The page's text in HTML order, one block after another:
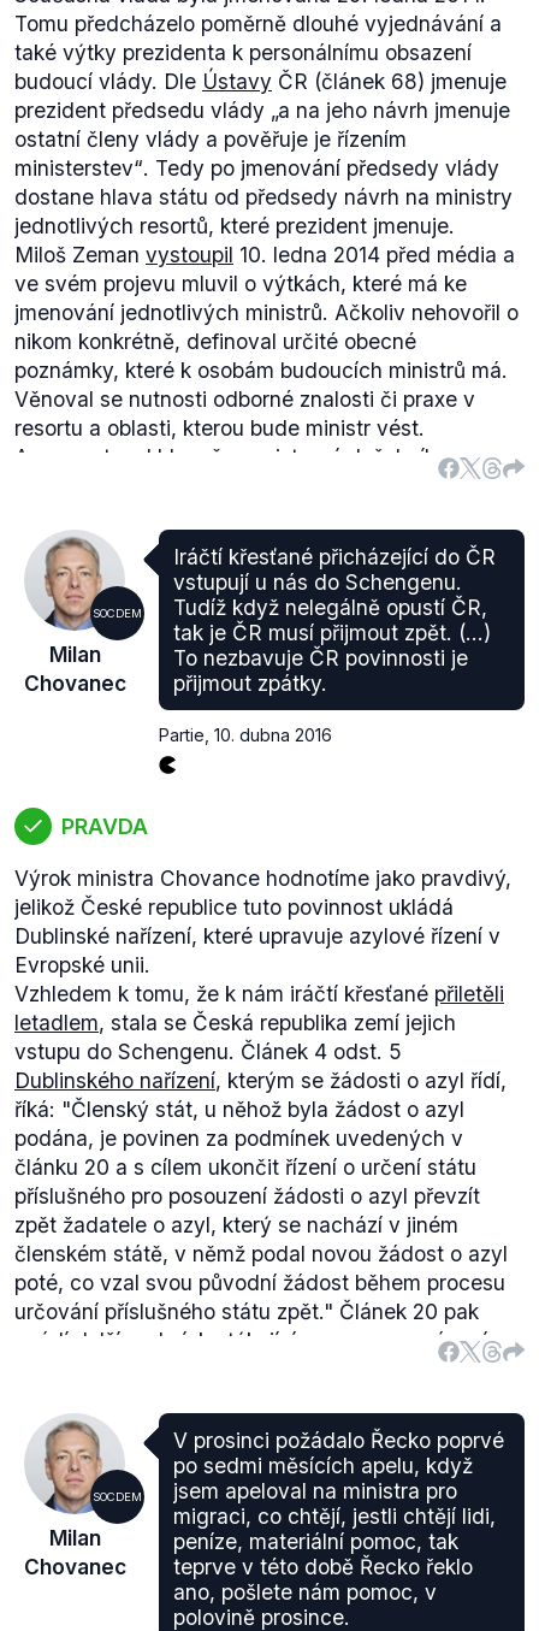
právní úkon směřující k odstoupení z funkce, která je
důvodem neslučitelnosti.
Jedním z řešení je podání žádosti o povolení čerpání
služebního volna po dobu výkonu mandátu
krajského zastupitele.„ Pokud představený – člen
zastupitelstva kraje nepředloží do 3 měsíců po
ustavujícím zasedání příslušnému zastupitelstvu
kraje doklad o tom, že důvod neslučitelnosti funkcí
pominul (za tento doklad lze považovat rozhodnutí o
odvolání ze služebního místa představeného či o
povolení čerpání neplaceného služebního volna),
mandát mu zaniká.“(str. 2)
Tento výrok hodnotíme jako pravdivý, protože podle
podmínek dostupných na stránkách ministerstva
vnitra je funkce krajského zastupitele s působením
ve státní službě neslučitelná.
Tomu předcházelo poměrně dlouhé vyjednávání a
také výtky prezidenta k personálnímu obsazení
budoucí vlády. Dle Ústavy ČR (článek 68) jmenuje
prezident předsedu vlády „a na jeho návrh jmenuje
ostatní členy vlády a pověřuje je řízením
ministerstev“. Tedy po jmenování předsedy vlády
dostane hlava státu od předsedy návrh na ministry
jednotlivých resortů, které prezident jmenuje.
Miloš Zeman vystoupil 10. ledna 2014 před média a
ve svém projevu mluvil o výtkách, které má ke
jmenování jednotlivých ministrů. Ačkoliv nehovořil o
nikom konkrétně, definoval určité obecné
poznámky, které k osobám budoucích ministrů má.
Věnoval se nutnosti odborné znalosti či praxe v
resortu a oblasti, kterou bude ministr vést.
Argumentoval hlavně neexistencí služebního
zákona, který zaručuje na ministerstvech státního
nesplnil například dnešní ministr obrany Martin
Stropnický
Další výtka byla směřována na způsob, jakým získal
budoucí ministr své vzdělání. Zde hovořil zřejmě o
ministru vnitra
Chovancovi, který zvládl bakalářské
studium na plzeňských právech za méně než tři
roky. Prezident se také zamýšlel nad případem
budoucího ministra, jenž nedostal po vyžádání
bezpečnostní prověrku od NBÚ. V tomto
hovořil o budoucím ministru průmyslu a obchodu
Janu Mládkovi.
ministrů, a to kvůli jeho domnělé kandidatuře do
Evropského parlamentu - navíc z pozice lídra
kandidátky. Ten měl dle slov prezidenta jezdit po
předvolebních setkáních a mohl by tím
výkon jeho funkce jako ministra“. Zde mluvil o
ministru pro lidská práva a rovné příležitosti Jiřím
Dienstbierovi, který byl právě s možnou
kandidaturou spojován. Ten však do Evropského
parlamentunekandidoval a dodejme, že
kandidaturu popíral již v této době.
Všechny zmíněné ministry premiér Sobotka přes
Zemanovy výtky navrhl a prezident je 29. ledna
2014 jmenoval. Dá se tedy říci, že byli do svých
postů dosazeni proti vůli Pražského hradu.
SOCDEM
Milan
Chovanec
Iráčtí křesťané přicházející do ČR
vstupují u nás do Schengenu.
Tudíž když nelegálně opustí ČR,
tak je ČR musí přijmout zpět. (...)
To nezbavuje ČR povinnosti je
přijmout zpátky.
Partie 10. dubna 2016
PRAVDA
Výrok ministra Chovance hodnotíme jako pravdivý,
jelikož České republice tuto povinnost ukládá
Dublinské nařízení, které upravuje azylové řízení v
Evropské unii.
Vzhledem k tomu, že k nám iráčtí křesťané přiletěli
letadlem, stala se Česká republika zemí jejich
vstupu do Schengenu. Článek 4 odst. 5
Dublinského nařízení, kterým se žádosti o azyl řídí,
říká: "Členský stát, u něhož byla žádost o azyl
podána, je povinen za podmínek uvedených v
článku 20 a s cílem ukončit řízení o určení státu
příslušného pro posouzení žádosti o azyl převzít
zpět žadatele o azyl, který se nachází v jiném
členském státě, v němž podal novou žádost o azyl
poté, co vzal svou původní žádost během procesu
určování příslušného státu zpět." Článek 20 pak
uvádí další podmínky týkající se procesu vrácení
osoby do příslušné země. Pokud se tedy stala
žádost o azyl, je podle čl. 16 povinna přijmout zpět
tohoto žadatele a provést s ním azylovou
proceduru.SOCDEM
Milan
Chovanec
V prosinci požádalo Řecko poprvé
po sedmi měsících apelu, když
jsem apeloval na ministra pro
migraci, co chtějí, jestli chtějí lidi,
peníze, materiální pomoc, tak
teprve v této době Řecko řeklo
ano, pošlete nám pomoc, v
polovině prosince.